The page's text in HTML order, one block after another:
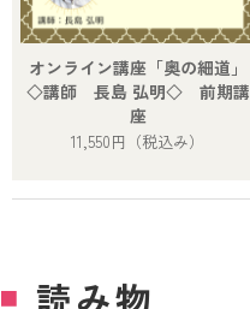
オンライン講座「奥の細道」
◇講師 長島 弘明◇ 前期講
座
11,550円 （税込み）
■